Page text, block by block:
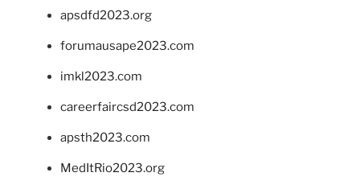
apsdfd2023.org
forumausape2023.com
imkl2023.com
careerfaircsd2023.com
apsth2023.com
MedItRio2023.org